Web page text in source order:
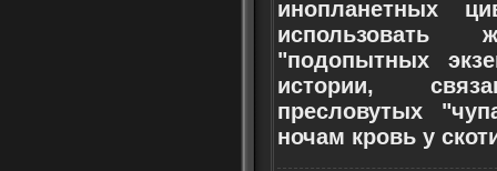
инопланетных
использовать
"подопытных
истории,
пресловутых
ночам кровь у